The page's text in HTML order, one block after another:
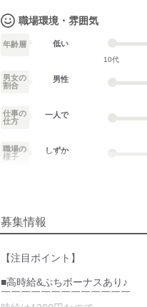
職場環境・雰囲気
年齢層 低い
10代
男女の
割合
男性
仕事の
仕方
一人で
職場の
様子
しずか
個性が生かせる
デスクワーク
お客様との対話が
少ない
募集情報
【注目ポイント】
■高時給&ぷちボーナスあり♪
￣￣￣￣￣￣￣￣￣￣￣￣￣